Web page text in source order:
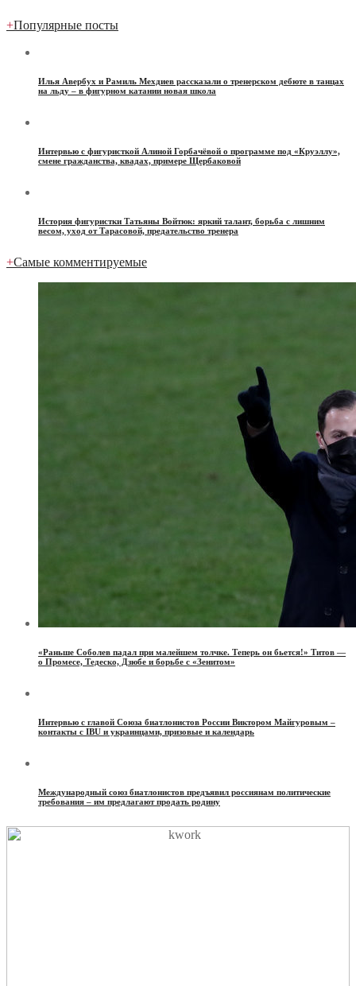
+Популярные посты
Илья Авербух и Рамиль Мехдиев рассказали о тренерском дебюте в танцах
на льду – в фигурном катании новая школа
Интервью с фигуристкой Алиной Горбачёвой о программе под «Круэллу»,
смене гражданства, квадах, примере Щербаковой
История фигуристки Татьяны Войтюк: яркий талант, борьба с лишним
весом, уход от Тарасовой, предательство тренера
+Самые комментируемые
«Раньше Соболев падал при малейшем толчке. Теперь он бьется!» Титов —
о Промесе, Тедеско, Дзюбе и борьбе с «Зенитом»
Интервью с главой Союза биатлонистов России Виктором Майгуровым –
контакты с IBU и украинцами, призовые и календарь
Международный союз биатлонистов предъявил россиянам политические
требования – им предлагают продать родину